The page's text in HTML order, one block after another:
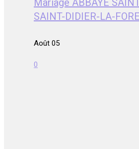
SAINT-DIDIER-LA-
Août 05
0